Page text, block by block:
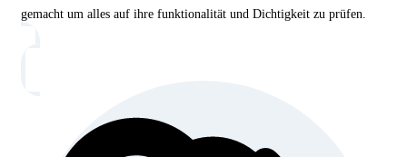
gemacht um alles auf ihre funktionalität und Dichtigkeit zu prüfen.